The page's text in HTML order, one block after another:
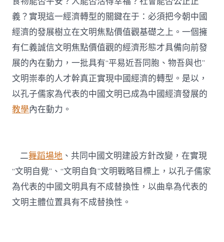
義？實現這一經濟轉型的關鍵在于：必須把今朝中國
經濟的發展樹立在文明焦點價值觀基礎之上。一個擁
有仁義誠信文明焦點價值觀的經濟形態才具備向前發
展的內在動力，一批具有“平易近吾同胞、物吾與也”
文明崇奉的人才幹真正實現中國經濟的轉型。是以，
以孔子儒家為代表的中國文明已成為中國經濟發展的
教學內在動力。
二舞蹈場地 、共同中國文明建設方針改變，在實現
“文明自覺”、“文明自負”文明戰略目標上，以孔子儒家
為代表的中國文明具有不成替換性，以曲阜為代表的
文明主體位置具有不成替換性。